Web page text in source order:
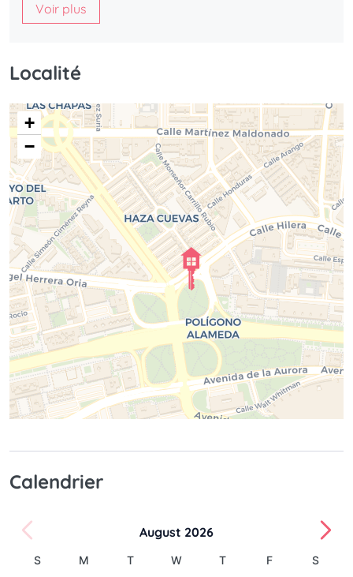
Voir plus
Localité
+
−
Calendrier
August 2026
S M T W T F S